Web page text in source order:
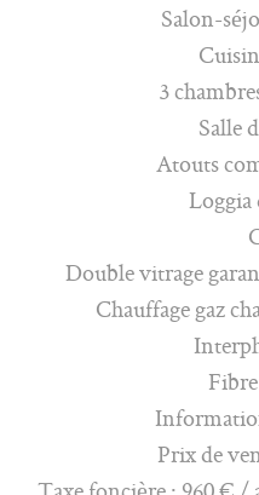
Salon-
3
Salle
Atouts
Loggia
Double vitrage
Chauffage gaz
Prix de